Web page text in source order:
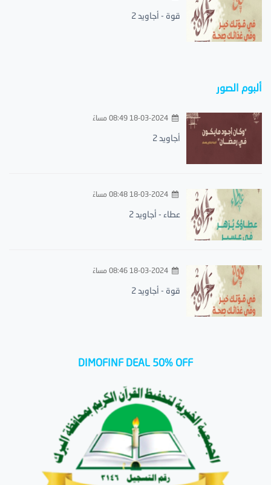
قوة - أجاويد 2
ألبوم الصور
18-03-2024 08:49 مساءً
أجاويد 2
18-03-2024 08:48 مساءً
عطاء - أجاويد 2
18-03-2024 08:46 مساءً
قوة - أجاويد 2
DIMOFINF DEAL 50% OFF